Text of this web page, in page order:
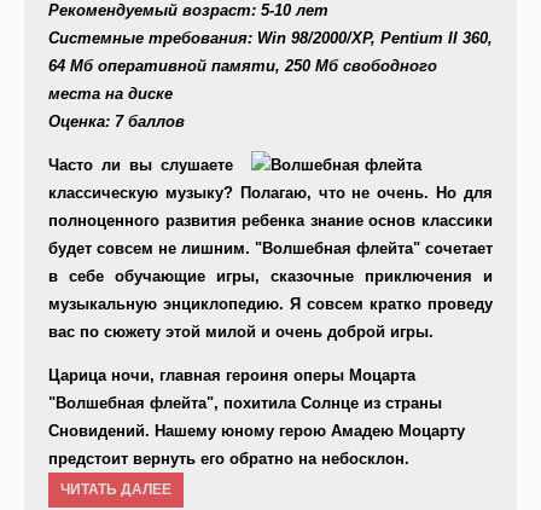
Рекомендуемый возраст: 5-10 лет
Системные требования: Win 98/2000/XP, Pentium II 360,
64 Мб оперативной памяти, 250 Мб свободного
места на диске
Оценка: 7 баллов
Часто ли вы слушаете
классическую музыку? Полагаю, что не очень. Но для
полноценного развития ребенка знание основ классики
будет совсем не лишним. "Волшебная флейта" сочетает
в себе обучающие игры, сказочные приключения и
музыкальную энциклопедию. Я совсем кратко проведу
вас по сюжету этой милой и очень доброй игры.
Царица ночи, главная героиня оперы Моцарта
"Волшебная флейта", похитила Солнце из страны
Сновидений. Нашему юному герою Амадею Моцарту
предстоит вернуть его обратно на небосклон.
ЧИТАТЬ ДАЛЕЕ